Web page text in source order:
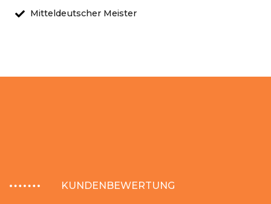
Mitteldeutscher Meister
KUNDENBEWERTUNG